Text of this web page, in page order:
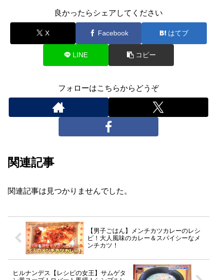
良かったらシェアしてください
X Facebook はてブ
LINE コピー
フォローはこちらからどうぞ
関連記事
関連記事は見つかりませんでした。
【男子ごはん】メンチカツカレーのレシ
ピ！大人風味のカレー＆スパイシーなメ
ンチカツ！
ヒルナンデス【レシピの女王】サムゲタ